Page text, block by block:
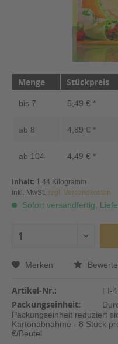
Menge Stückpreis
bis 7 5,49 € *
ab 8 4,89 € *
ab 104 4,49 € *
Inhalt: 1.44 Kilogramm
inkl. MwSt. zzgl. Versandkosten
Sofort versandfertig,
Merken
Artikel-Nr.: FI-
Packungseinheit:
Packungseinheit reduziert
Kartonabnahme - 8 Stück
€/Beutel